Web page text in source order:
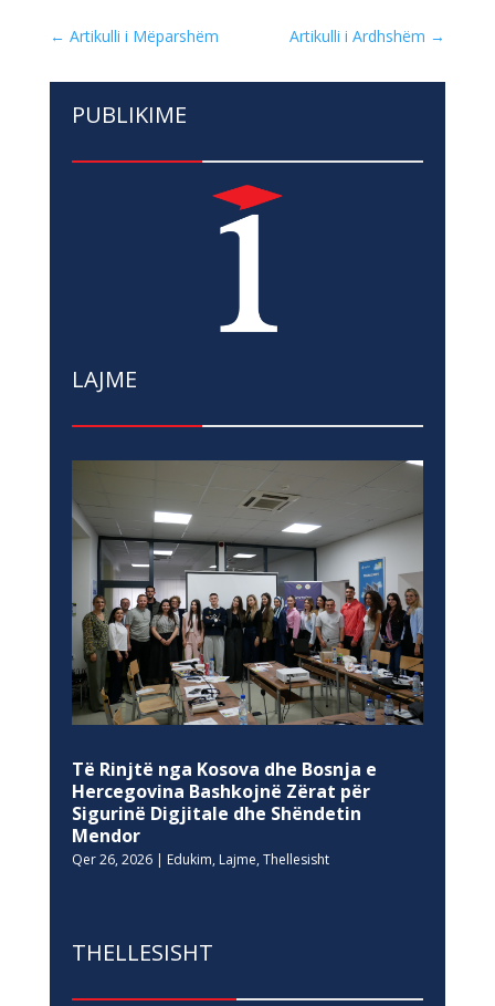
← Artikulli i Mëparshëm Artikulli i Ardhshëm →
PUBLIKIME
LAJME
Të Rinjtë nga Kosova dhe Bosnja e
Hercegovina Bashkojnë Zërat për
Sigurinë Digjitale dhe Shëndetin
Mendor
Qer 26, 2026| Edukim, Lajme, Thellesisht
THELLESISHT